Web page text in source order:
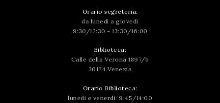
Orario segreteria:
da lunedì a giovedì
9:30/12:30 - 13:30/16:00
Biblioteca:
Calle della Verona 1897/b
30124 Venezia
Orario Biblioteca:
lunedì e venerdì: 9:45/14:00